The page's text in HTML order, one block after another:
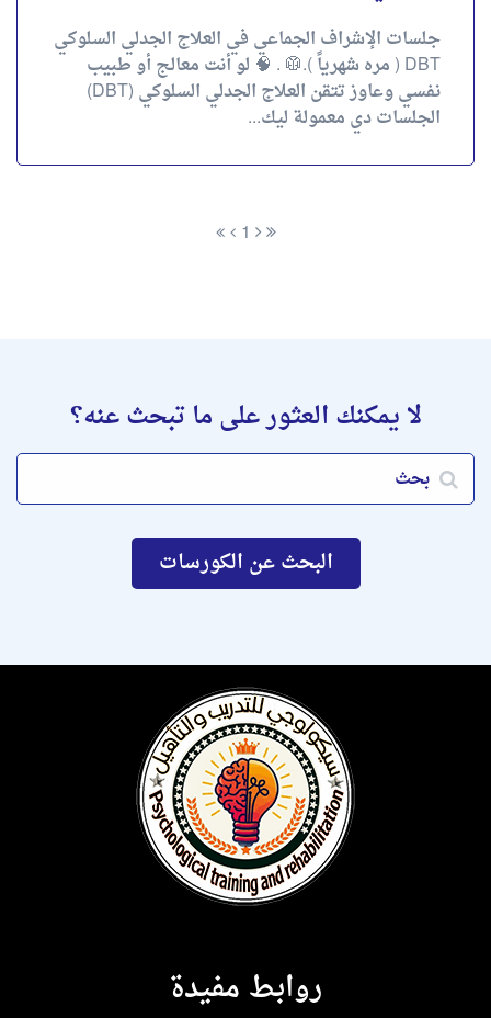
جلسات الإشراف الجماعي في العلاج الجدلي السلوكي
DBT ( مره شهرياً ).🥼 . 🧠 لو أنت معالج أو طبيب
نفسي وعاوز تتقن العلاج الجدلي السلوكي (DBT)
الجلسات دي معمولة ليك...
1
لا يمكنك العثور على ما تبحث عنه؟
البحث عن الكورسات
روابط مفيدة